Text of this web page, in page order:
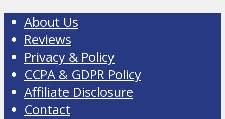
About Us
Reviews
Privacy & Policy
CCPA & GDPR Policy
Affiliate Disclosure
Contact